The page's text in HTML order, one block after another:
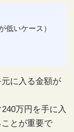
低いケース）
に入る金額が
万円を手に入
とが重要で